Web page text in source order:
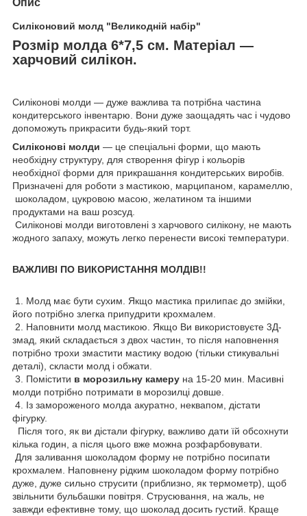
Силіконовий молд "Великодній набір"
Розмір молда 6*7,5 см. Матеріал —
харчовий силікон.
Силіконові молди — дуже важлива та потрібна частина
кондитерського інвентарю. Вони дуже заощадять час і чудово
допоможуть прикрасити будь-який торт.
Силіконові молди — це спеціальні форми, що мають
необхідну структуру, для створення фігур і кольорів
необхідної форми для прикрашання кондитерських виробів.
Призначені для роботи з мастикою, марципаном, карамеллю,
шоколадом, цукровою масою, желатином та іншими
продуктами на ваш розсуд.
Силіконові молди виготовлені з харчового силікону, не мають
жодного запаху, можуть легко перенести високі температури.
ВАЖЛИВІ ПО ВИКОРИСТАННЯ МОЛДІВ!!
1. Молд має бути сухим. Якщо мастика прилипає до змійки,
його потрібно злегка припудрити крохмалем.
2. Наповнити молд мастикою. Якщо Ви використовуєте 3Д-
змад, який складається з двох частин, то після наповнення
потрібно трохи змастити мастику водою (тільки стикувальні
деталі), скласти молд і обжати.
3. Помістити в морозильну камеру на 15-20 мин. Масивні
молди потрібно потримати в морозилці довше.
4. Із замороженого молда акуратно, неквапом, дістати
фігурку.
Після того, як ви дістали фігурку, важливо дати їй обсохнути
кілька годин, а після цього вже можна розфарбовувати.
Для заливання шоколадом форму не потрібно посипати
крохмалем. Наповнену рідким шоколадом форму потрібно
дуже, дуже сильно струсити (приблизно, як термометр), щоб
звільнити бульбашки повітря. Струсювання, на жаль, не
завжди ефективне тому, що шоколад досить густий. Краще